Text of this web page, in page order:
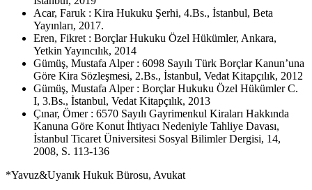
Acar, Faruk : Kira Hukuku Şerhi, 4.Bs., İstanbul, Beta
Yayınları, 2017.
Eren, Fikret : Borçlar Hukuku Özel Hükümler, Ankara,
Yetkin Yayıncılık, 2014
Gümüş, Mustafa Alper : 6098 Sayılı Türk Borçlar Kanun’una
Göre Kira Sözleşmesi, 2.Bs., İstanbul, Vedat Kitapçılık, 2012
Gümüş, Mustafa Alper : Borçlar Hukuku Özel Hükümler C.
I, 3.Bs., İstanbul, Vedat Kitapçılık, 2013
Çınar, Ömer : 6570 Sayılı Gayrimenkul Kiraları Hakkında
Kanuna Göre Konut İhtiyacı Nedeniyle Tahliye Davası,
İstanbul Ticaret Üniversitesi Sosyal Bilimler Dergisi, 14,
2008, S. 113-136
*Yavuz&Uyanık Hukuk Bürosu, Avukat